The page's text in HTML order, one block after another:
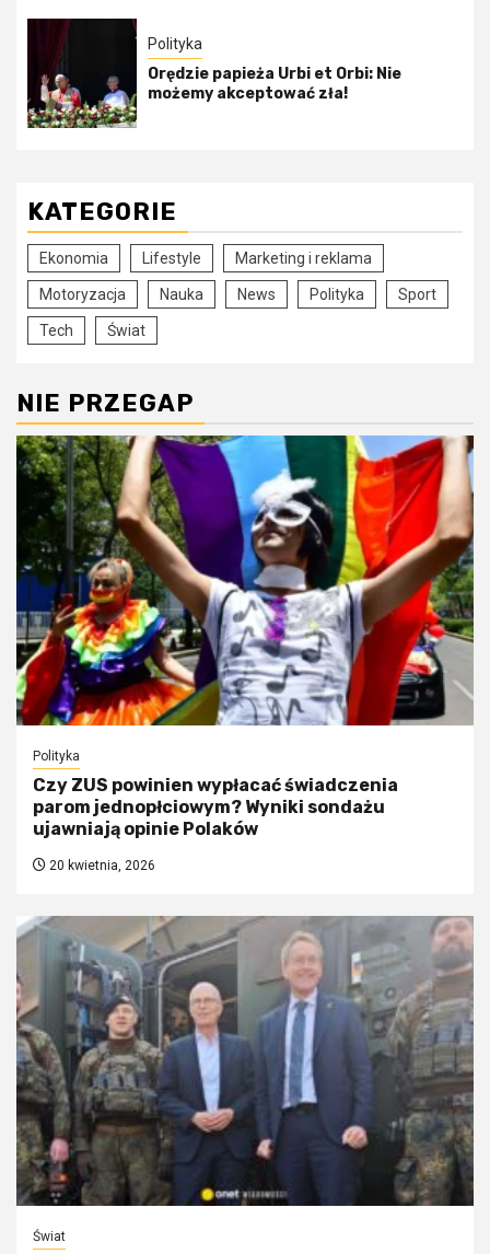
Polityka
Orędzie papieża Urbi et Orbi: Nie
możemy akceptować zła!
KATEGORIE
Ekonomia Lifestyle Marketing i reklama
Motoryzacja Nauka News Polityka Sport
Tech Świat
NIE PRZEGAP
Polityka
Czy ZUS powinien wypłacać świadczenia
parom jednopłciowym? Wyniki sondażu
ujawniają opinie Polaków
20 kwietnia, 2026
Świat